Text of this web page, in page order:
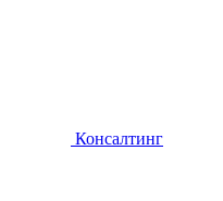
Консалтинг